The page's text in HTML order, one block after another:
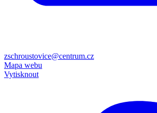
zschroustovice@centrum.cz
Mapa webu
Vytisknout